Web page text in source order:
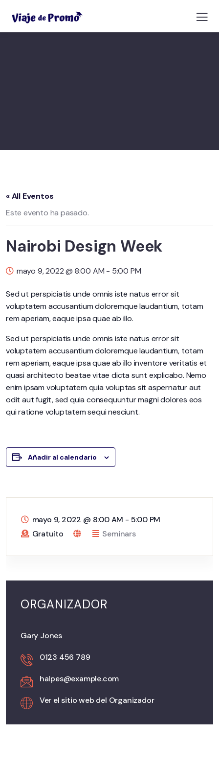
« All Eventos
Este evento ha pasado.
Nairobi Design Week
mayo 9, 2022 @ 8:00 AM - 5:00 PM
Sed ut perspiciatis unde omnis iste natus error sit
voluptatem accusantium doloremque laudantium, totam
rem aperiam, eaque ipsa quae ab illo.
Sed ut perspiciatis unde omnis iste natus error sit
voluptatem accusantium doloremque laudantium, totam
rem aperiam, eaque ipsa quae ab illo inventore veritatis et
quasi architecto beatae vitae dicta sunt explicabo. Nemo
enim ipsam voluptatem quia voluptas sit aspernatur aut
odit aut fugit, sed quia consequuntur magni dolores eos
qui ratione voluptatem sequi nesciunt.
Añadir al calendario
mayo 9, 2022 @ 8:00 AM - 5:00 PM
Gratuito
Seminars
ORGANIZADOR
Gary Jones
0123 456 789
halpes@example.com
Ver el sitio web del Organizador